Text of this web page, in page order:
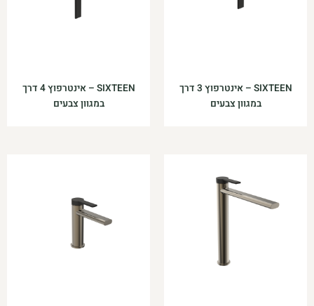
SIXTEEN – אינטרפוץ 3 דרך
במגוון צבעים
SIXTEEN – אינטרפוץ 4 דרך
במגוון צבעים